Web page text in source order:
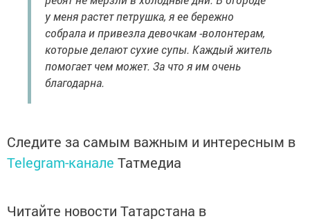
у меня растет петрушка, я ее бережно
собрала и привезла девочкам -волонтерам,
которые делают сухие супы. Каждый житель
помогает чем может. За что я им очень
благодарна.
Следите за самым важным и интересным в
Telegram-канале Татмедиа
Читайте новости Татарстана в